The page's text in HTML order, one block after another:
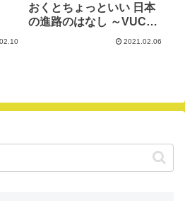
おくとちょっといい 日本
の進路のはなし ～VUCA
時代を生きる子どものた
2021.02.06